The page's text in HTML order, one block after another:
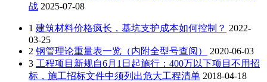
战 2025-07-08
1 建筑材料价格疯长，基坑支护成本如何控制？ 2022-
03-25
2 钢管理论重量表一览（内附全型号查阅）
2020-06-03
3 工程项目新规自6月1日起施行：400万以下项目不用招
标，施工招标文件中须列出危大工程清单 2018-04-18